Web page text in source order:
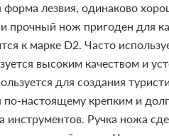
лезвия, одинаково
прочный нож пригоден для
к марке D2. Часто
высоким качеством и
для создания
по-настоящему крепким и
Ручка ножа